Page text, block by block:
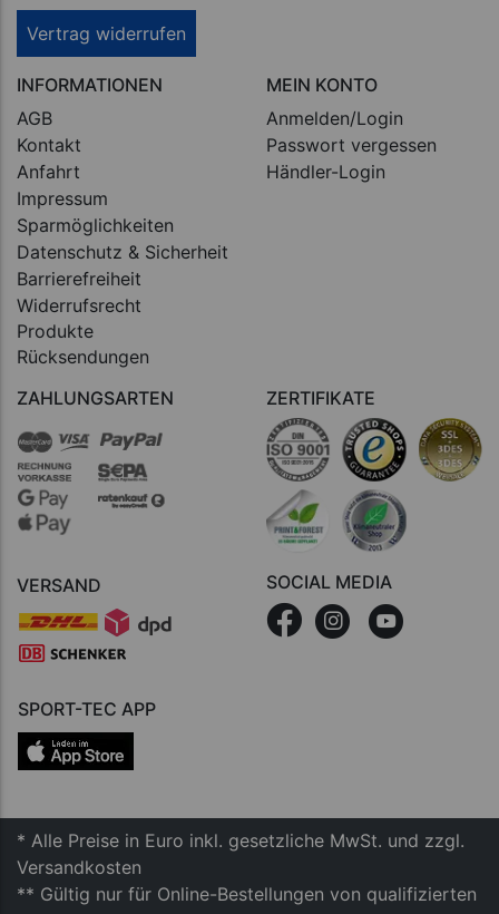
Vertrag widerrufen
INFORMATIONEN
AGB
Kontakt
Anfahrt
Impressum
Sparmöglichkeiten
Datenschutz & Sicherheit
Barrierefreiheit
Widerrufsrecht
Produkte
Rücksendungen
MEIN KONTO
Anmelden/Login
Passwort vergessen
Händler-Login
ZAHLUNGSARTEN
VERSAND
ZERTIFIKATE
SOCIAL MEDIA
SPORT-TEC APP
* Alle Preise in Euro inkl. gesetzliche MwSt. und zzgl.
Versandkosten
** Gültig nur für Online-Bestellungen von qualifizierten